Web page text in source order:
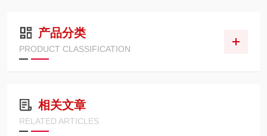
产品分类
PRODUCT CLASSIFICATION
相关文章
RELATED ARTICLES